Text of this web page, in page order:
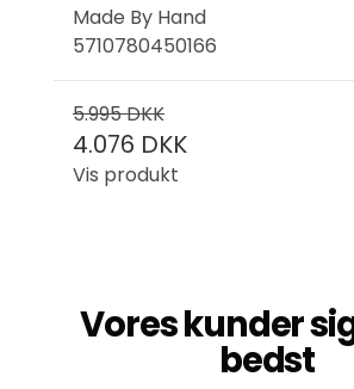
Made By Hand
5710780450166
5.995 DKK
4.076 DKK
Vis produkt
Vores kunder
bedst